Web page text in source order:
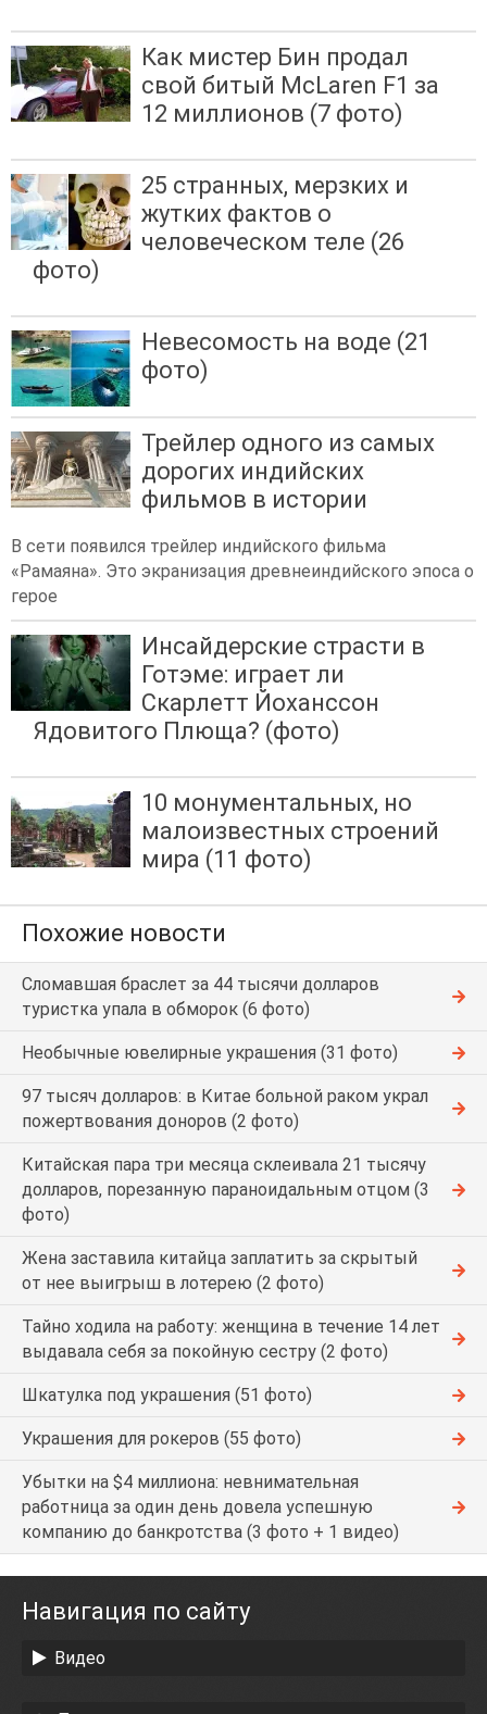
Как мистер Бин продал
свой битый McLaren F1 за
12 миллионов (7 фото)
25 странных, мерзких и
жутких фактов о
человеческом теле (26
фото)
Невесомость на воде (21
фото)
Трейлер одного из самых
дорогих индийских
фильмов в истории
В сети появился трейлер индийского фильма
«Рамаяна». Это экранизация древнеиндийского эпоса о
герое
Инсайдерские страсти в
Готэме: играет ли
Скарлетт Йоханссон
Ядовитого Плюща? (фото)
10 монументальных, но
малоизвестных строений
мира (11 фото)
Похожие новости
Сломавшая браслет за 44 тысячи долларов
туристка упала в обморок (6 фото)
Необычные ювелирные украшения (31 фото)
97 тысяч долларов: в Китае больной раком украл
пожертвования доноров (2 фото)
Китайская пара три месяца склеивала 21 тысячу
долларов, порезанную параноидальным отцом (3
фото)
Жена заставила китайца заплатить за скрытый
от нее выигрыш в лотерею (2 фото)
Тайно ходила на работу: женщина в течение 14 лет
выдавала себя за покойную сестру (2 фото)
Шкатулка под украшения (51 фото)
Украшения для рокеров (55 фото)
Убытки на $4 миллиона: невнимательная
работница за один день довела успешную
компанию до банкротства (3 фото + 1 видео)
Навигация по сайту
Видео